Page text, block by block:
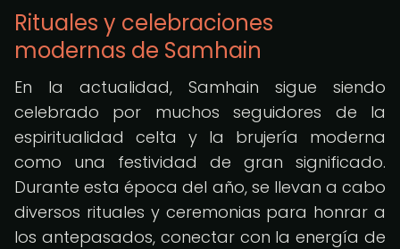
Rituales y celebraciones
modernas de Samhain
En la actualidad, Samhain sigue siendo
celebrado por muchos seguidores de la
espiritualidad celta y la brujería moderna
como una festividad de gran significado.
Durante esta época del año, se llevan a cabo
diversos rituales y ceremonias para honrar a
los antepasados, conectar con la energía de